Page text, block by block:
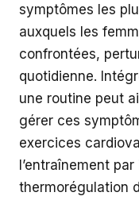
symptômes les
auxquels les
confrontées,
quotidienne.
une routine peut
gérer ces
exercices
l’entraînement
thermorégulation